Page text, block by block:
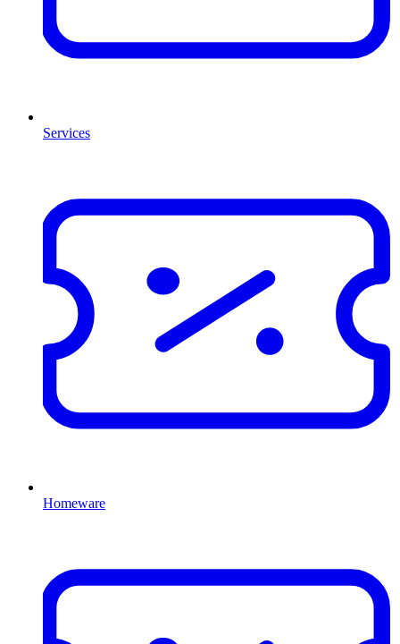
Services
Homeware